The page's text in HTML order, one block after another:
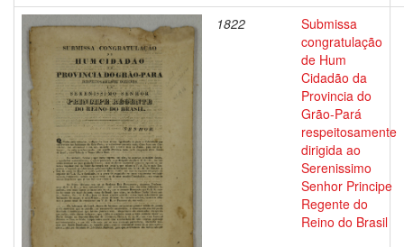
1822
Submissa
congratulação
de Hum
Cidadão da
Provincia do
Grão-Pará
respeitosamente
dirigida ao
Serenissimo
Senhor Principe
Regente do
Reino do Brasil